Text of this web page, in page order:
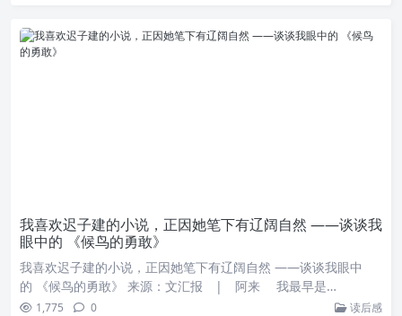
我喜欢迟子建的小说，正因她笔下有辽阔自然 ——谈谈我
眼中的 《候鸟的勇敢》
我喜欢迟子建的小说，正因她笔下有辽阔自然 ——谈谈我眼中
的 《候鸟的勇敢》 来源：文汇报 | 阿来 我最早是…
1,775 0 读后感